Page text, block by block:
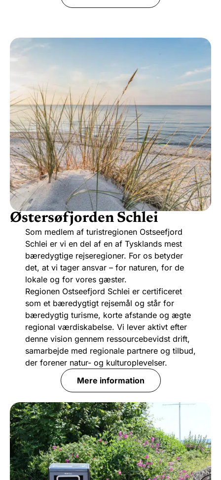
Østersøfjorden Schlei
Som medlem af turistregionen Ostseefjord
Schlei er vi en del af en af Tysklands mest
bæredygtige rejseregioner. For os betyder
det, at vi tager ansvar – for naturen, for de
lokale og for vores gæster.
Regionen Ostseefjord Schlei er certificeret
som et bæredygtigt rejsemål og står for
bæredygtig turisme, korte afstande og ægte
regional værdiskabelse. Vi lever aktivt efter
denne vision gennem ressourcebevidst drift,
samarbejde med regionale partnere og tilbud,
der forener natur- og kulturoplevelser.
Mere information